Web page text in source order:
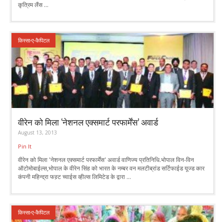
कृत्रिम लैंस ...
वीरेन को मिला ‘नेशनल एक्समार्ट परफार्मेंस’ अवार्ड
August 13, 2013
Pin It
वीरेन को मिला 'नेशनल एक्समार्ट परफार्मेंस' अवार्ड वाणिज्य प्रतिनिधि.भोपाल विन-विन
ऑटोमोबाईल्स,भोपाल के वीरेन सिंह को भारत के नम्बर वन मलटीब्रांड सर्टिफाईड यूज्ड कार
कंपनी महिन्द्रा फस्र्ट च्वाईस व्हील्स लिमिटेड के द्वारा ...
किस्सा-ए-कैपिटल
किस्सा-ए-कैपिटल